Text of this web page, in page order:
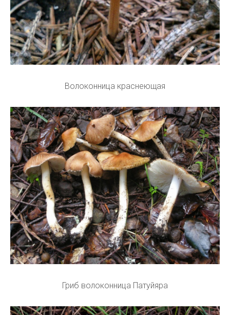
Волоконница краснеющая
Гриб волоконница Патуйяра